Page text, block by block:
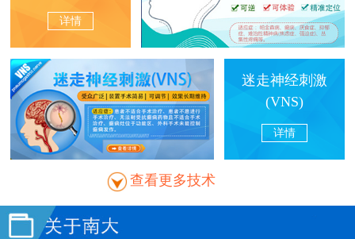
详情
迷走神经刺激
(VNS)
详情
查看更多技术